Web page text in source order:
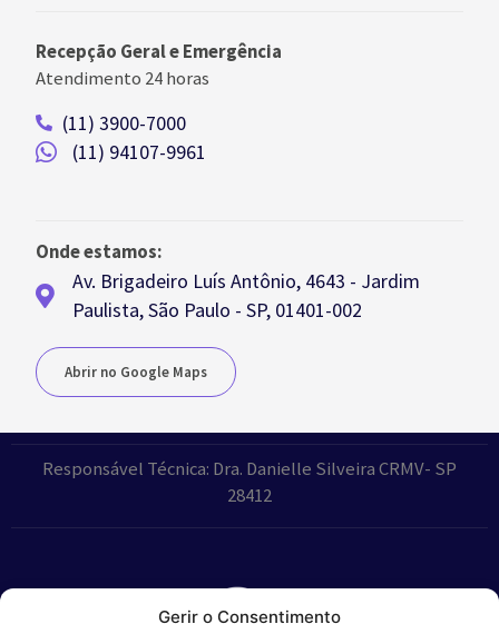
Gerir o Consentimento
Recepção Geral e Emergência
Atendimento 24 horas
(11) 3900-7000
(11) 94107-9961
Onde estamos:
Av. Brigadeiro Luís Antônio, 4643 - Jardim
Paulista, São Paulo - SP, 01401-002
Abrir no Google Maps
Responsável Técnica: Dra. Danielle Silveira CRMV- SP
28412
Parceiros: